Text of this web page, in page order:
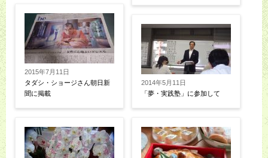
2015年7月11日
タダシ・ショージさん朝日新
聞に掲載
2014年5月11日
「夢・実践塾」に参加して